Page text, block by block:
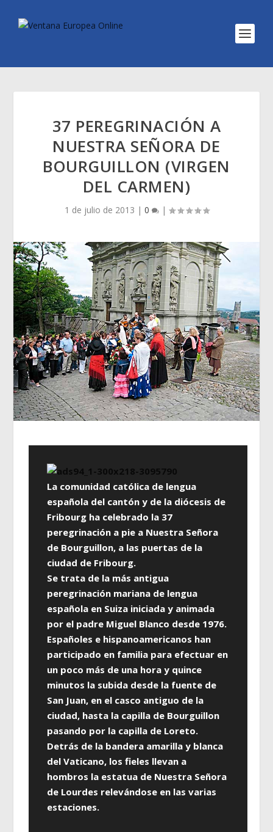
37 PEREGRINACIÓN A
NUESTRA SEÑORA DE
BOURGUILLON (VIRGEN
DEL CARMEN)
1 de julio de 2013 | 0 |
La comunidad católica de lengua
española del cantón y de la diócesis de
Fribourg ha celebrado la 37
peregrinación a pie a Nuestra Señora
de Bourguillon, a las puertas de la
ciudad de Fribourg.
Se trata de la más antigua
peregrinación mariana de lengua
española en Suiza iniciada y animada
por el padre Miguel Blanco desde 1976.
Españoles e hispanoamericanos han
participado en familia para efectuar en
un poco más de una hora y quince
minutos la subida desde la fuente de
San Juan, en el casco antiguo de la
ciudad, hasta la capilla de Bourguillon
pasando por la capilla de Loreto.
Detrás de la bandera amarilla y blanca
del Vaticano, los fieles llevan a
hombros la estatua de Nuestra Señora
de Lourdes relevándose en las varias
estaciones.